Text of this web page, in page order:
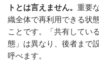
トとは言えません。 重要
織全体で再利用できる状
ことです。「共有してい
態」は異なり、後者まで
呼べます。